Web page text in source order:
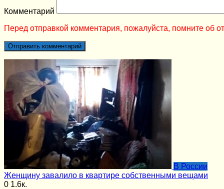
Комментарий
Перед отправкой комментария, пожалуйста, помните об
В России
Женщину завалило в квартире собственными вещами
0 1.6к.